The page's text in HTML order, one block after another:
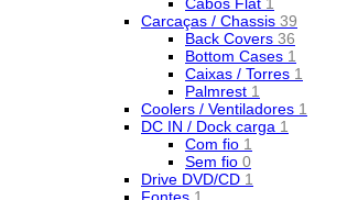
Carcaças / Chassis 39
Back Covers 36
Bottom Cases 1
Caixas / Torres 1
Palmrest 1
Coolers / Ventiladores 1
DC IN / Dock carga 1
Com fio 1
Sem fio 0
Drive DVD/CD 1